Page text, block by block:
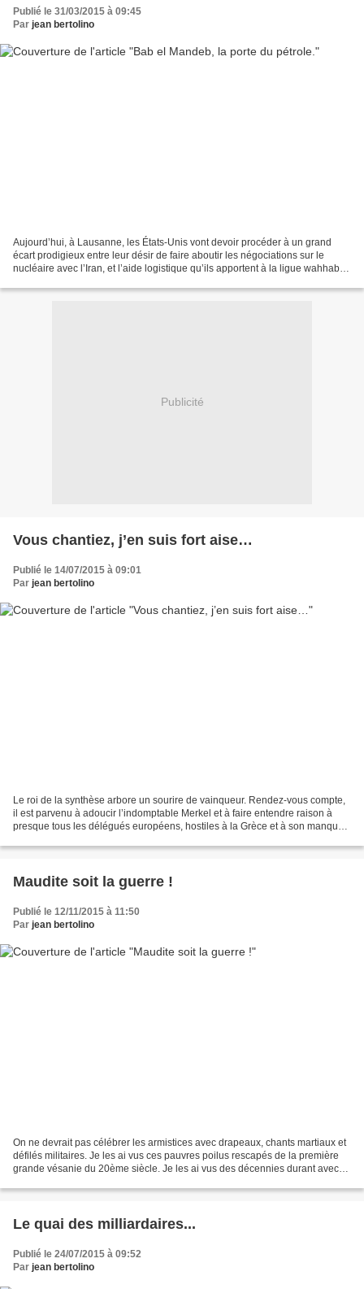
Publié le 31/03/2015 à 09:45
Par jean bertolino
Aujourd’hui, à Lausanne, les États-Unis vont devoir procéder à un grand
écart prodigieux entre leur désir de faire aboutir les négociations sur le
nucléaire avec l’Iran, et l’aide logistique qu’ils apportent à la ligue wahhabite
Publicité
Vous chantiez, j’en suis fort aise…
Publié le 14/07/2015 à 09:01
Par jean bertolino
Le roi de la synthèse arbore un sourire de vainqueur. Rendez-vous compte,
il est parvenu à adoucir l’indomptable Merkel et à faire entendre raison à
presque tous les délégués européens, hostiles à la Grèce et à son manque
Maudite soit la guerre !
Publié le 12/11/2015 à 11:50
Par jean bertolino
On ne devrait pas célébrer les armistices avec drapeaux, chants martiaux et
défilés militaires. Je les ai vus ces pauvres poilus rescapés de la première
grande vésanie du 20ème siècle. Je les ai vus des décennies durant avec
Le quai des milliardaires...
Publié le 24/07/2015 à 09:52
Par jean bertolino